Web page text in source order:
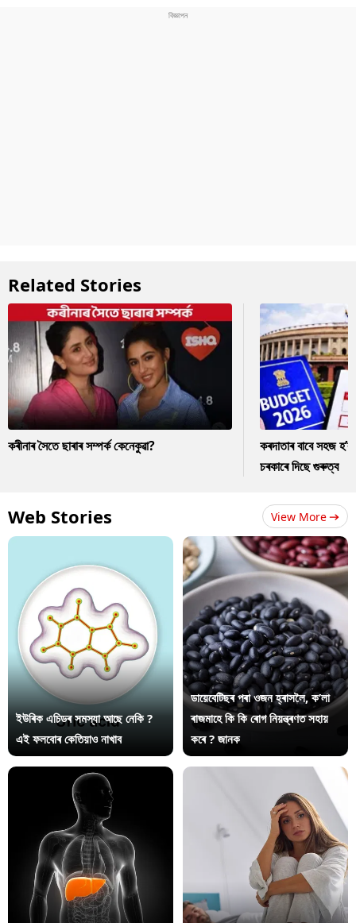
Related Stories
কৰীনাৰ সৈতে ছাৰাৰ সম্পৰ্ক কেনেকুৱা?
কৰদাতাৰ বাবে সহজ
চৰকাৰে দিছে গুৰুত্ব
Web Stories View More
ইউৰিক এচিডৰ সমস্যা আছে নেকি ?
এই ফলবোৰ কেতিয়াও নাখাব
ডায়েবেটিছৰ পৰা ওজন হ্ৰাসলৈ, ক’লা
ৰাজমাহে কি কি ৰোগ নিয়ন্ত্ৰণত সহায়
কৰে ? জানক